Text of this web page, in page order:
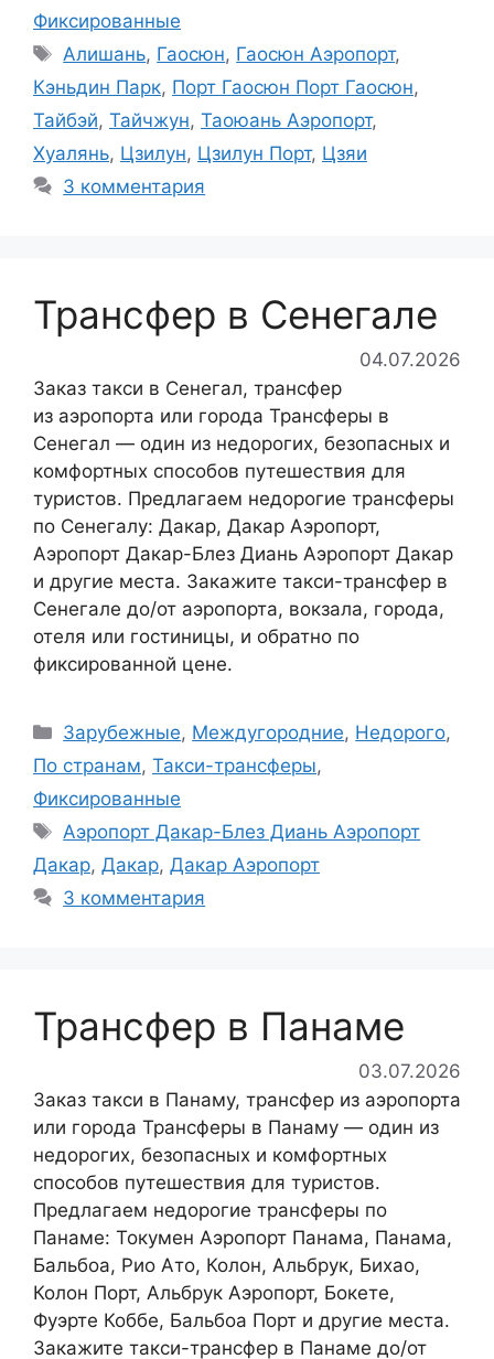
Фиксированные
Метки
Алишань, Гаосюн, Гаосюн Аэропорт,
Кэньдин Парк, Порт Гаосюн Порт Гаосюн,
Тайбэй, Тайчжун, Таоюань Аэропорт,
Хуалянь, Цзилун, Цзилун Порт, Цзяи
3 комментария
Трансфер в Сенегале
04.07.2026
Заказ такси в Сенегал, трансфер
из аэропорта или города Трансферы в
Сенегал — один из недорогих, безопасных и
комфортных способов путешествия для
туристов. Предлагаем недорогие трансферы
по Сенегалу: Дакар, Дакар Аэропорт,
Аэропорт Дакар-Блез Диань Аэропорт Дакар
и другие места. Закажите такси-трансфер в
Сенегале до/от аэропорта, вокзала, города,
отеля или гостиницы, и обратно по
фиксированной цене.
Рубрики
Зарубежные, Междугородние, Недорого,
По странам, Такси-трансферы,
Фиксированные
Метки
Аэропорт Дакар-Блез Диань Аэропорт
Дакар, Дакар, Дакар Аэропорт
3 комментария
Трансфер в Панаме
03.07.2026
Заказ такси в Панаму, трансфер из аэропорта
или города Трансферы в Панаму — один из
недорогих, безопасных и комфортных
способов путешествия для туристов.
Предлагаем недорогие трансферы по
Панаме: Токумен Аэропорт Панама, Панама,
Бальбоа, Рио Ато, Колон, Альбрук, Бихао,
Колон Порт, Альбрук Аэропорт, Бокете,
Фуэрте Коббе, Бальбоа Порт и другие места.
Закажите такси-трансфер в Панаме до/от